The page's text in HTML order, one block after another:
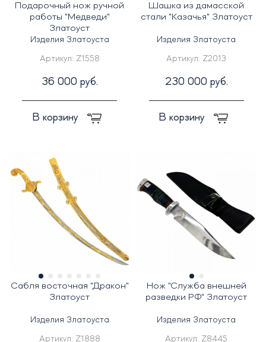
Подарочный нож ручной
работы "Медведи"
Златоуст
Изделия Златоуста
Артикул: Z1558
36 000 руб.
В корзину
Шашка из дамасской
стали "Казачья" Златоуст
Изделия Златоуста
Артикул: Z2013
230 000 руб.
В корзину
Сабля восточная "Дракон"
Златоуст
Изделия Златоуста
Артикул: Z1888
Нож "Служба внешней
разведки РФ" Златоуст
Изделия Златоуста
Артикул: Z8445